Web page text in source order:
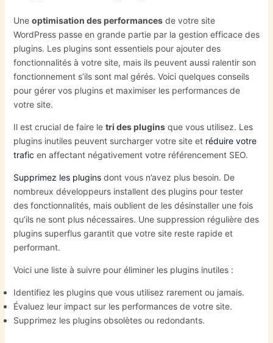
Une optimisation des performancesde votre site
WordPress passe en grande partie par la gestion efficace des
plugins. Les plugins sont essentiels pour ajouter des
fonctionnalités à votre site, mais ils peuvent aussi ralentir son
fonctionnement s’ils sont mal gérés. Voici quelques conseils
pour gérer vos plugins et maximiser les performances de
votre site.
Il est crucial de faire le tri des pluginsque vous utilisez. Les
plugins inutiles peuvent surcharger votre site et réduire votre
trafic en affectant négativement votre référencement SEO.
Supprimez les pluginsdont vous n’avez plus besoin. De
nombreux développeurs installent des plugins pour tester
des fonctionnalités, mais oublient de les désinstaller une fois
qu’ils ne sont plus nécessaires. Une suppression régulière des
plugins superflus garantit que votre site reste rapide et
performant.
Voici une liste à suivre pour éliminer les plugins inutiles :
Identifiez les plugins que vous utilisez rarement ou jamais.
Évaluez leur impact sur les performances de votre site.
Supprimez les plugins obsolètes ou redondants.